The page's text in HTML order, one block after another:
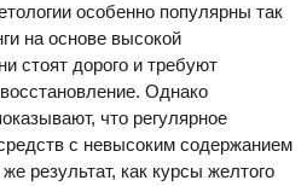
особенно популярны так
на основе высокой
стоят дорого и требуют
Однако
что регулярное
с невысоким содержанием
результат, как курсы желтого